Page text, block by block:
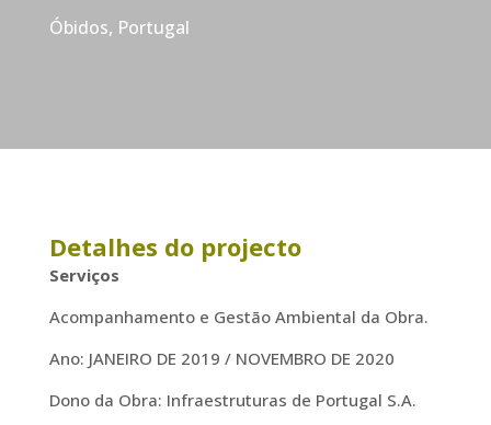
Óbidos, Portugal
Detalhes do projecto
Serviços
Acompanhamento e Gestão Ambiental da Obra.
Ano: JANEIRO DE 2019 / NOVEMBRO DE 2020
Dono da Obra: Infraestruturas de Portugal S.A.